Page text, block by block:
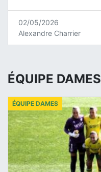
02/05/2026
Alexandre Charrier
ÉQUIPE DAMES
ÉQUIPE DAMES